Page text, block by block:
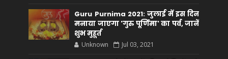
Guru Purnima 2021: जुलाई में इस दिन
मनाया जाएगा 'गुरु पूर्णिमा' का पर्व, जानें
शुभ मुहूर्त
Unknown Jul 03, 2021